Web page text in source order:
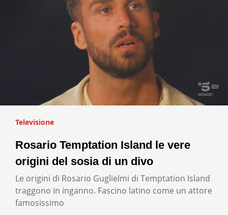
Televisione
Rosario Temptation Island le vere
origini del sosia di un divo
Le origini di Rosario Guglielmi di Temptation Island
traggono in inganno. Fascino latino come un attore
famosissimo